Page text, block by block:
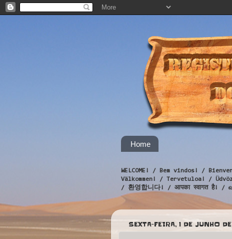
Home
WELCOME! / Bem vindos! /
Välkommen! / Tervetuloa! /
/ 환영합니다! / आपका स्वागत है! /
SEXTA-FEIRA, 1 DE JUNHO